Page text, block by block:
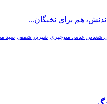
هم برای نخبگان...
شعبانی عباس منوچهری شهریار شفقی سید